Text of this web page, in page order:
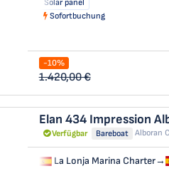
Solar panel
Sofortbuchung
-10%
1.420,00 €
Elan 434 Impression
Verfügbar Bareboat Alboran
La Lonja Marina Charter→